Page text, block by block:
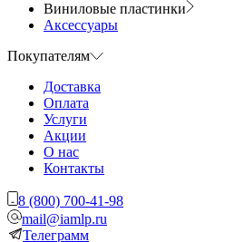
Виниловые пластинки
Аксессуары
Покупателям
Доставка
Оплата
Услуги
Акции
О нас
Контакты
8 (800) 700-41-98
mail@iamlp.ru
Телеграмм